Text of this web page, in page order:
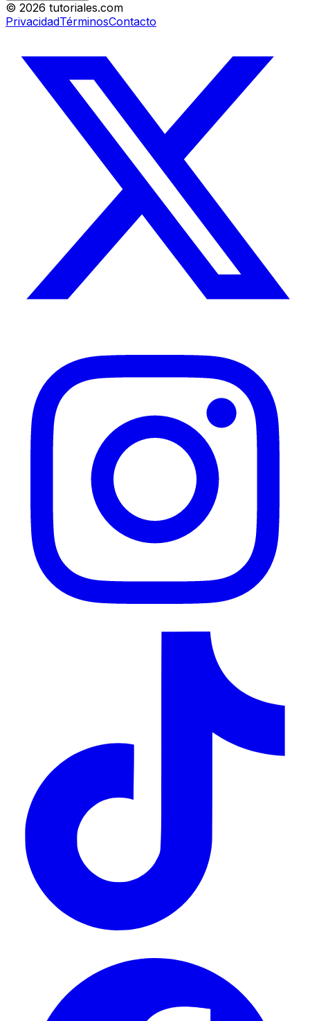
© 2026 tutoriales.com
PrivacidadTérminosContacto